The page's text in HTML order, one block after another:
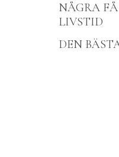
NÅGRA
LIVSTID
DEN